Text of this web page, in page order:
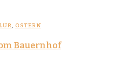
, OSTERN
Bauernhof